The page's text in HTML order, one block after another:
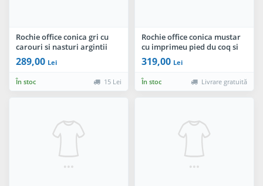
Rochie office conica gri cu
carouri si nasturi argintii
decorativi
289,00 Lei
În stoc 15 Lei
Rochie office conica mustar
cu imprimeu pied du coq si
curea in talie
319,00 Lei
În stoc Livrare gratuită